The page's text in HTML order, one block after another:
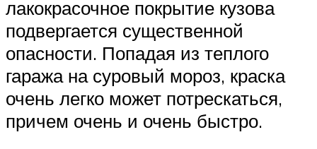
лакокрасочное покрытие кузова
подвергается существенной
опасности. Попадая из теплого
гаража на суровый мороз, краска
очень легко может потрескаться,
причем очень и очень быстро.